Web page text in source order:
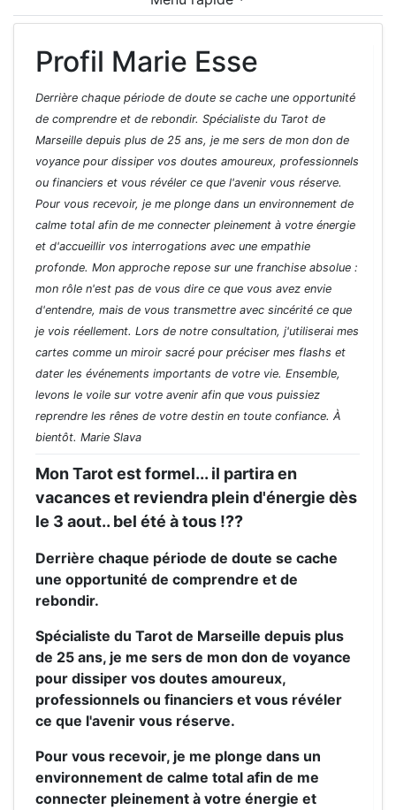
Profil Marie Esse
Derrière chaque période de doute se cache une opportunité
de comprendre et de rebondir. Spécialiste du Tarot de
Marseille depuis plus de 25 ans, je me sers de mon don de
voyance pour dissiper vos doutes amoureux, professionnels
ou financiers et vous révéler ce que l'avenir vous réserve.
Pour vous recevoir, je me plonge dans un environnement de
calme total afin de me connecter pleinement à votre énergie
et d'accueillir vos interrogations avec une empathie
profonde. Mon approche repose sur une franchise absolue :
mon rôle n'est pas de vous dire ce que vous avez envie
d'entendre, mais de vous transmettre avec sincérité ce que
je vois réellement. Lors de notre consultation, j'utiliserai mes
cartes comme un miroir sacré pour préciser mes flashs et
dater les événements importants de votre vie. Ensemble,
levons le voile sur votre avenir afin que vous puissiez
reprendre les rênes de votre destin en toute confiance. À
bientôt. Marie Slava
Mon Tarot est formel... il partira en
vacances et reviendra plein d'énergie dès
le 3 aout.. bel été à tous !??
Derrière chaque période de doute se cache
une opportunité de comprendre et de
rebondir.
Spécialiste du Tarot de Marseille depuis plus
de 25 ans, je me sers de mon don de voyance
pour dissiper vos doutes amoureux,
professionnels ou financiers et vous révéler
ce que l'avenir vous réserve.
Pour vous recevoir, je me plonge dans un
environnement de calme total afin de me
connecter pleinement à votre énergie et